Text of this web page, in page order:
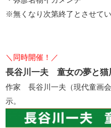
※無くなり次第終了とさせてい
＼同時開催！／
長谷川一夫 童女の夢と
作家 長谷川一夫（現代童画
示。